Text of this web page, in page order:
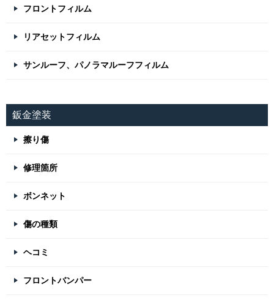
フロントフィルム
リアセットフィルム
サンルーフ、パノラマルーフフィルム
鈑金塗装
擦り傷
修理箇所
ボンネット
傷の種類
ヘコミ
フロントバンパー